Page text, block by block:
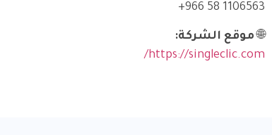
⁦+966 58 1106563⁩
🌐موقع الشركة:
https://singleclic.com/